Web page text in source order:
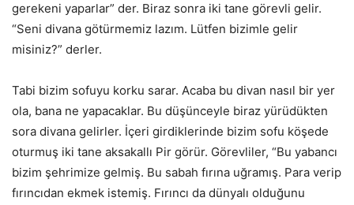
gerekeni yaparlar” der. Biraz sonra iki tane görevli gelir.
“Seni divana götürmemiz lazım. Lütfen bizimle gelir
misiniz?” derler.
Tabi bizim sofuyu korku sarar. Acaba bu divan nasıl bir yer
ola, bana ne yapacaklar. Bu düşünceyle biraz yürüdükten
sora divana gelirler. İçeri girdiklerinde bizim sofu köşede
oturmuş iki tane aksakallı Pir görür. Görevliler, “Bu yabancı
bizim şehrimize gelmiş. Bu sabah fırına uğramış. Para verip
fırıncıdan ekmek istemiş. Fırıncı da dünyalı olduğunu